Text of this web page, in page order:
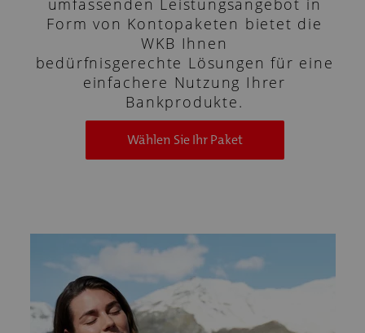
Form von Kontopaketen bietet die
WKB Ihnen
bedürfnisgerechte Lösungen für eine
einfachere Nutzung Ihrer
Bankprodukte.
Wählen Sie Ihr Paket